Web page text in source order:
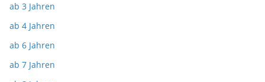
ab 3 Jahren
ab 4 Jahren
ab 6 Jahren
ab 7 Jahren